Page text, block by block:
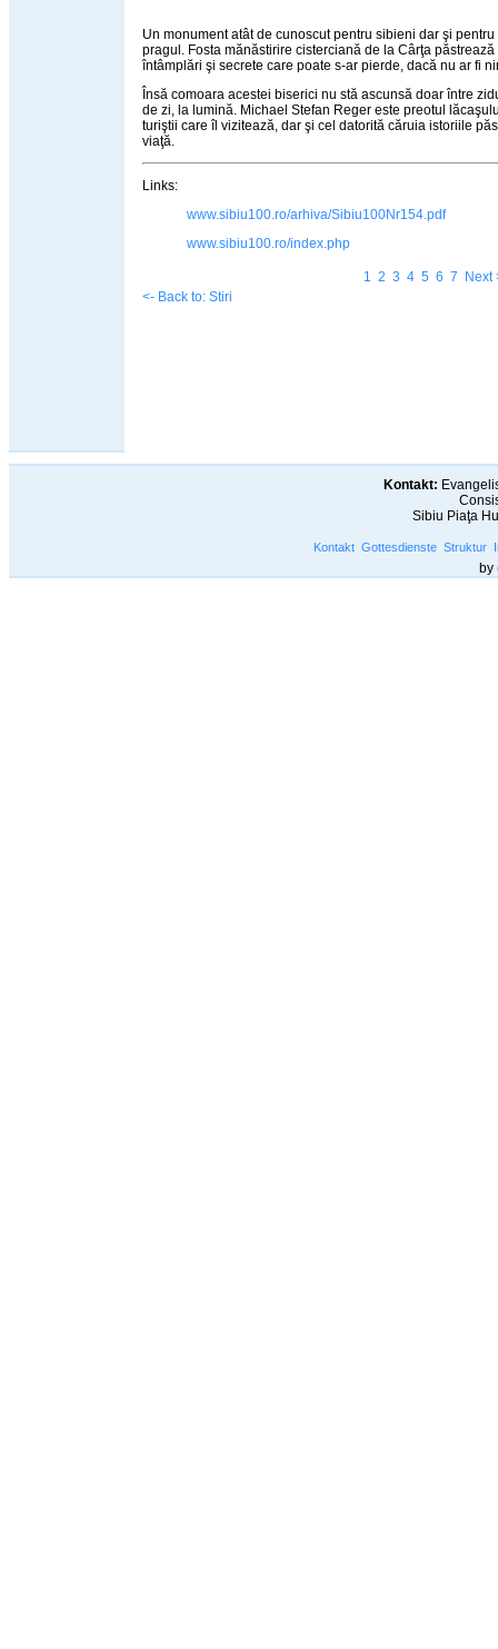
Un monument atât de cunoscut pentru sibieni dar şi
pragul. Fosta mănăstirire cisterciană de la Cârţa
întâmplări şi secrete care poate s-ar pierde, dacă nu ar fi
Însă comoara acestei biserici nu stă ascunsă doar între
de zi, la lumină. Michael Stefan Reger este preotul
turiştii care îl vizitează, dar şi cel datorită căruia istoriile
viaţă.
Links:
www.sibiu100.ro/arhiva/Sibiu100Nr154.pdf
www.sibiu100.ro/index.php
1 2 3 4 5 6 7
Next
<- Back to: Stiri
Kontakt:
Sibiu Piaţa
Kontakt Gottesdienste Struktur
by